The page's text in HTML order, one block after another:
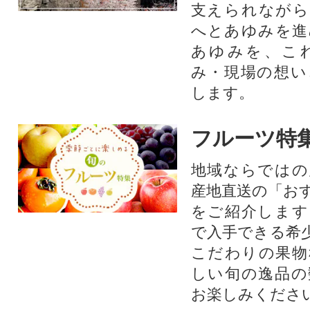
支えられなが
へとあゆみを
あゆみを、こ
み・現場の想
します。
フルーツ特
地域ならでは
産地直送の「お
をご紹介しま
で入手できる希
こだわりの果
しい旬の逸品
お楽しみくださ